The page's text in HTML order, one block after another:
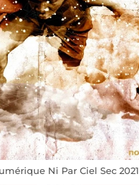
Ni Par Ciel Sec 2021